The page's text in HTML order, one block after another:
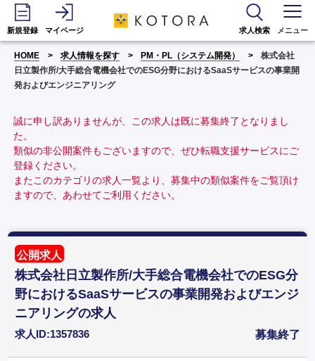
新規登録 マイページ 求人検索 メニュー
HOME 求人情報を探す PM・PL（システム開発）
株式会社
日立製作所/大手総合電機会社でのESG分野におけるSaaSサービスの事業開
発およびエンジニアリング
誠に申し訳ありませんが、この求人は既に募集終了となりまし
た。
類似の非公開案件もございますので、ぜひ転職支援サービスにご
登録ください。
またこのカテゴリの求人一覧より、募集中の類似案件をご覧頂け
ますので、あわせてご利用ください。
公開求人
株式会社日立製作所/大手総合電機会社でのESG分
野におけるSaaSサービスの事業開発およびエンジ
ニアリングの求人
求人ID:1357836 募集終了